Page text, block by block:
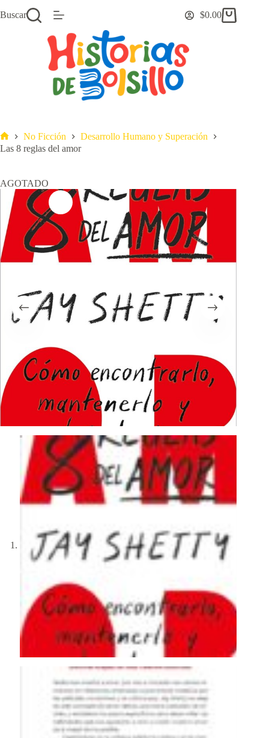
al
Buscar
Carro
$0.00
Inicio
No Ficción
Desarrollo Humano y Superación
Las 8 reglas del amor
AGOTADO